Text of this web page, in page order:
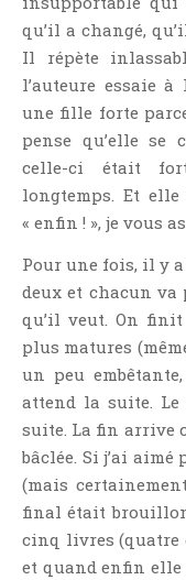
Témoignage
Thriller
Thriller Psychologique
Throwback Thursday
Top Ten Tuesday
qu’il a changé,
Il répète
l’auteure essaie
une fille forte
pense qu’elle se
celle-ci était
longtemps. Et
« enfin ! », je vous
Pour une fois, il y
deux et chacun
qu’il veut. On
plus matures
un peu
attend la suite. Le
suite. La fin arrive
bâclée. Si j’ai
(mais
final était
cinq livres (quatre
et quand enfin